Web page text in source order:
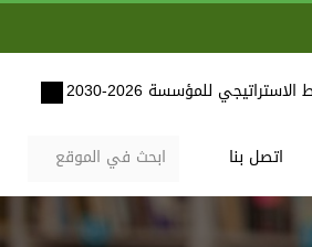
للمؤسسة 2026-2030
اتصل بنا